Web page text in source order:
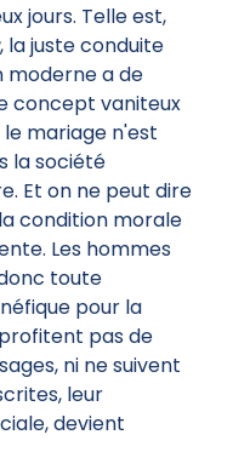
jours. Telle est,
, la juste conduite
moderne a de
concept vaniteux
mariage n'est
la société
Et on ne peut dire
condition morale
Les hommes
toute
pour la
pas de
ni ne suivent
leur
devient